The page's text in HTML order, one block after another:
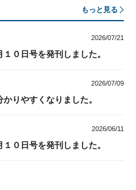
もっと見る
2026/07/21
０日号を発刊しました。
2026/07/09
りやすくなりました。
2026/06/11
０日号を発刊しました。